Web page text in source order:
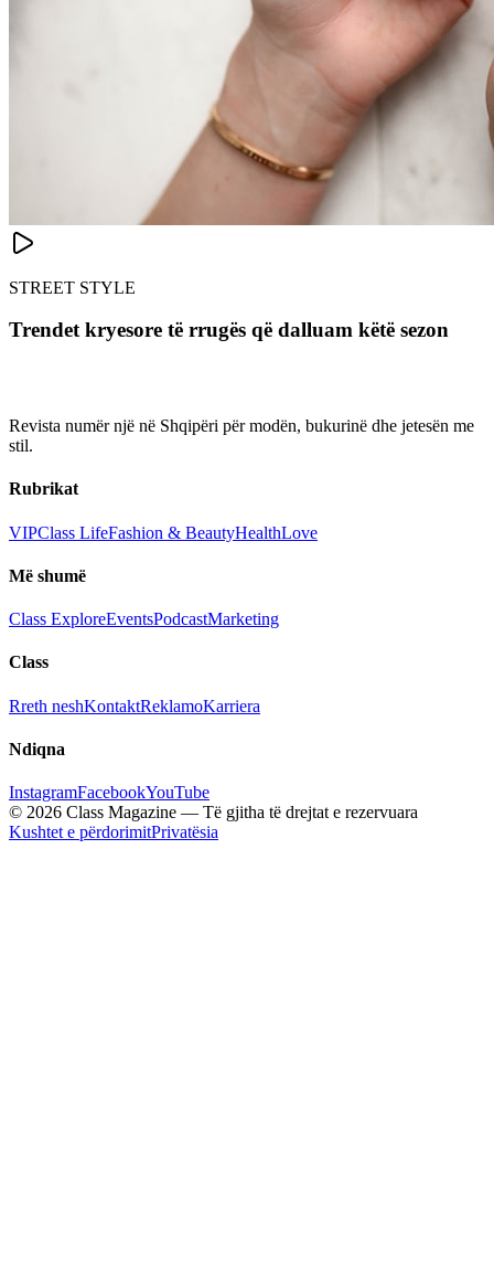
STREET STYLE
Trendet kryesore të rrugës që dalluam këtë sezon
Revista numër një në Shqipëri për modën, bukurinë dhe jetesën me
stil.
Rubrikat
VIPClass LifeFashion & BeautyHealthLove
Më shumë
Class ExploreEventsPodcastMarketing
Class
Rreth neshKontaktReklamoKarriera
Ndiqna
InstagramFacebookYouTube
© 2026 Class Magazine — Të gjitha të drejtat e rezervuara
Kushtet e përdorimitPrivatësia